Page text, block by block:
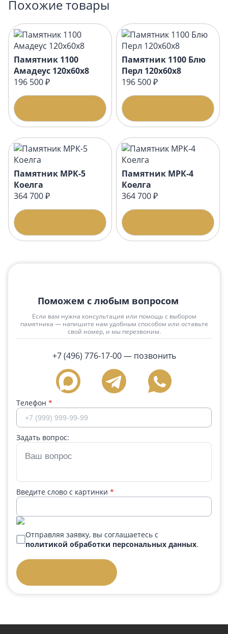
Похожие товары
Памятник 1100
Амадеус 120x60x8
196 500 ₽
Памятник 1100 Блю
Перл 120x60x8
196 500 ₽
Памятник МРК-5
Коелга
364 700 ₽
Памятник МРК-4
Коелга
364 700 ₽
Поможем с любым вопросом
Если вам нужна консультация или помощь с выбором
памятника — напишите нам удобным способом или оставьте
свой номер, и мы перезвоним.
+7 (496) 776-17-00— позвонить
Телефон *
Задать вопрос:
Введите слово с картинки *
Отправляя заявку, вы соглашаетесь с
политикой обработки персональных данных.